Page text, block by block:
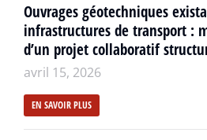
Ouvrages géotechniques
infrastructures de transport :
d’un projet collaboratif
avril 15, 2026
EN SAVOIR PLUS